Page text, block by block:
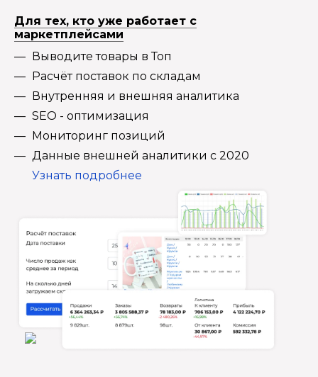
Для тех, кто уже работает с
маркетплейсами
Выводите товары в Топ
Расчёт поставок по складам
Внутренняя и внешняя аналитика
SEO - оптимизация
Мониторинг позиций
Данные внешней аналитики с 2020
Узнать подробнее